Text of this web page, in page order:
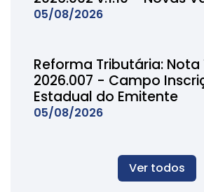
05/08/2026
Reforma Tributária: Nota
2026.007 - Campo
Estadual do Emitente
05/08/2026
Ver todos